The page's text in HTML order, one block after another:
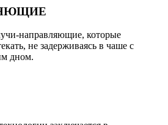
направляющие, которые
не задерживаясь в чаше с
дном.